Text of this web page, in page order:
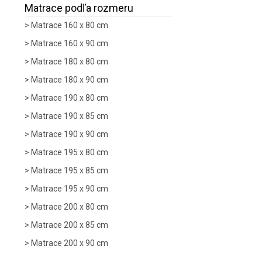
Matrace podľa rozmeru
Matrace 160 x 80 cm
Matrace 160 x 90 cm
Matrace 180 x 80 cm
Matrace 180 x 90 cm
Matrace 190 x 80 cm
Matrace 190 x 85 cm
Matrace 190 x 90 cm
Matrace 195 x 80 cm
Matrace 195 x 85 cm
Matrace 195 x 90 cm
Matrace 200 x 80 cm
Matrace 200 x 85 cm
Matrace 200 x 90 cm